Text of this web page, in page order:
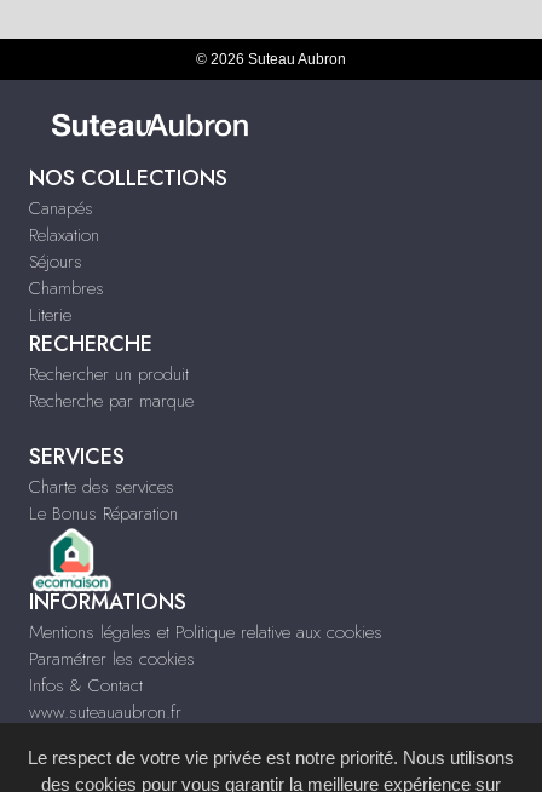
© 2026 Suteau Aubron
NOS COLLECTIONS
Canapés
Relaxation
Séjours
Chambres
Literie
RECHERCHE
Rechercher un produit
Recherche par marque
SERVICES
Charte des services
Le Bonus Réparation
INFORMATIONS
Mentions légales et Politique relative aux cookies
Paramétrer les cookies
Infos & Contact
www.suteauaubron.fr
Le respect de votre vie privée est notre priorité. Nous utilisons
des cookies pour vous garantir la meilleure expérience sur